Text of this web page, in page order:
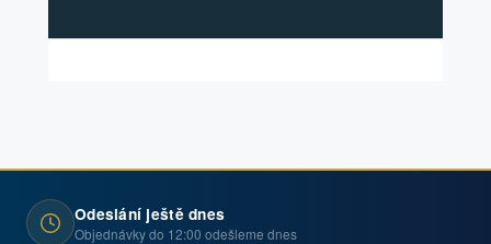
Odeslání ještě dnes
Objednávky do 12:00 odešleme dnes